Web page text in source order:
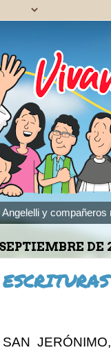
Angelelli y compañeros
DE